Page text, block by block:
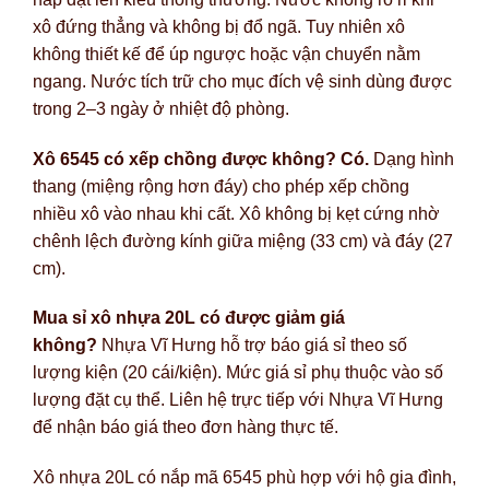
xô đứng thẳng và không bị đổ ngã. Tuy nhiên xô
không thiết kế để úp ngược hoặc vận chuyển nằm
ngang. Nước tích trữ cho mục đích vệ sinh dùng được
trong 2–3 ngày ở nhiệt độ phòng.
Xô 6545 có xếp chồng được không? Có. Dạng hình
thang (miệng rộng hơn đáy) cho phép xếp chồng
nhiều xô vào nhau khi cất. Xô không bị kẹt cứng nhờ
chênh lệch đường kính giữa miệng (33 cm) và đáy (27
cm).
Mua sỉ xô nhựa 20L có được giảm giá
không? Nhựa Vĩ Hưng hỗ trợ báo giá sỉ theo số
lượng kiện (20 cái/kiện). Mức giá sỉ phụ thuộc vào số
lượng đặt cụ thể. Liên hệ trực tiếp với Nhựa Vĩ Hưng
để nhận báo giá theo đơn hàng thực tế.
Xô nhựa 20L có nắp mã 6545 phù hợp với hộ gia đình,